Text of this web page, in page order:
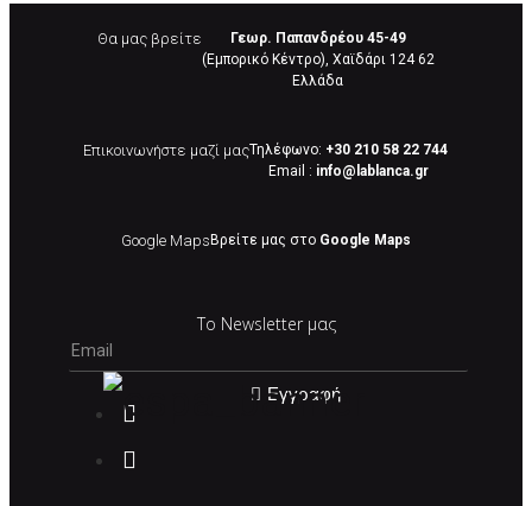
Θα μας βρείτε
Γεωρ. Παπανδρέου 45-49
(Εμπορικό Κέντρο), Χαϊδάρι 124 62
Eλλάδα
Επικοινωνήστε μαζί μαςΤηλέφωνο: +30 210 58 22 744
Email : info@lablanca.gr
Google Maps Βρείτε μας στο Google Maps
Το Newsletter μας
Εγγραφή